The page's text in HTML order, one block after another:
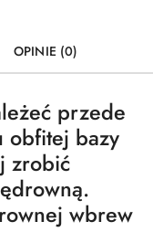
OPINIE (0)
przede
obfitej bazy
zrobić
wbrew